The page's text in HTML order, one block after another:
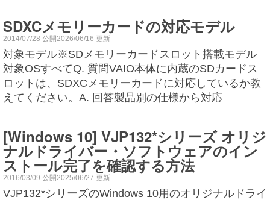
SDXCメモリーカードの対応モデル
2014/07/28 公開2026/06/16 更新
対象モデル※SDメモリーカードスロット搭載モデル
対象OSすべてQ. 質問VAIO本体に内蔵のSDカードス
ロットは、SDXCメモリーカードに対応しているか教
えてください。A. 回答製品別の仕様から対応
[Windows 10] VJP132*シリーズ オリジ
ナルドライバー・ソフトウェアのイン
ストール完了を確認する方法
2016/03/09 公開2025/06/27 更新
VJP132*シリーズのWindows 10用のオリジナルドライ